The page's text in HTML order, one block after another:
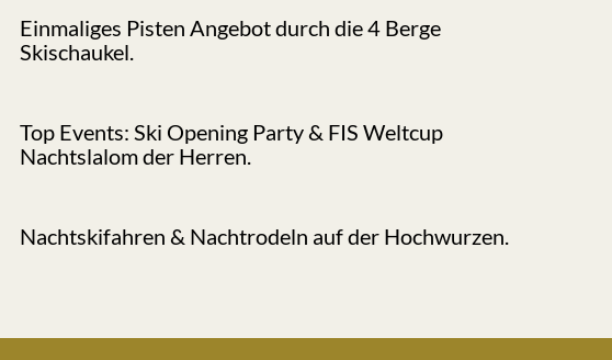
Einmaliges Pisten Angebot durch die 4 Berge
Skischaukel.
Top Events: Ski Opening Party & FIS Weltcup
Nachtslalom der Herren.
Nachtskifahren & Nachtrodeln auf der Hochwurzen.